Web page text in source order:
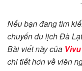
Nếu bạn đang tìm
chuyến du lịch Đà
Bài viết này của
chi tiết hơn về viên